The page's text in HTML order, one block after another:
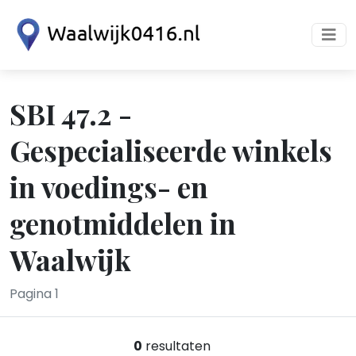
SBI 47.2 -
Gespecialiseerde winkels
in voedings- en
genotmiddelen in
Waalwijk
Pagina 1
0 resultaten